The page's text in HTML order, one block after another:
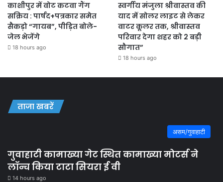
काशीपुर में वोट कटवा गैंग
सक्रिय : पार्षद+पत्रकार समेत
सैकड़ो “गायब”, पीड़ित बोले-
जेल भेजेंगे
18 hours ago
स्वर्गीय मंजुला श्रीवास्तव की
याद में सोलर लाइट से लेकर
वाटर कूलर तक, श्रीवास्तव
परिवार देगा शहर को 2 बड़ी
सौगात”
18 hours ago
ताजा खबरें
असम/गुवाहाटी
गुवाहाटी कामाख्या गेट स्थित कामाख्या मोटर्स ने
लॉन्च किया टाटा सियरा ई वी
14 hours ago